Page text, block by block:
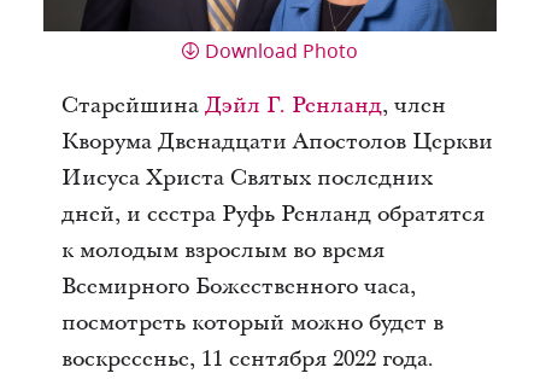
Download Photo
Старейшина Дэйл Г. Ренланд, член
Кворума Двенадцати Апостолов Церкви
Иисуса Христа Святых последних
дней, и сестра Руфь Ренланд обратятся
к молодым взрослым во время
Всемирного Божественного часа,
посмотреть который можно будет в
воскресенье, 11 сентября 2022 года.